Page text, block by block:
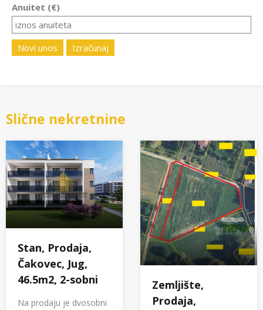
Anuitet (€)
Novi unos Izračunaj
Slične nekretnine
Stan, Prodaja,
Čakovec, Jug,
46.5m2, 2-sobni
Na prodaju je dvosobni
Zemljište,
Prodaja,